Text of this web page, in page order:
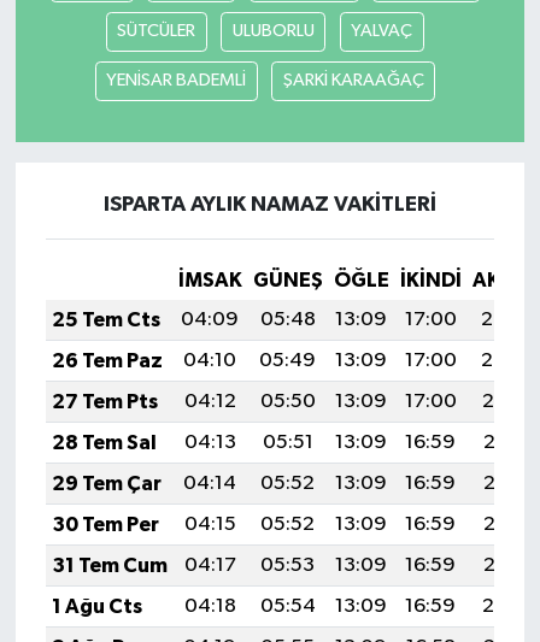
SÜTCÜLER ULUBORLU YALVAÇ
YENİSAR BADEMLİ ŞARKİ KARAAĞAÇ
ISPARTA AYLIK NAMAZ VAKITLERI
İMSAK GÜNEŞ ÖĞLE İKINDI
25 Tem Cts
04:09 05:48 13:09 17:00
20:20
26 Tem Paz
04:10 05:49 13:09 17:00
20:20
27 Tem Pts
04:12 05:50 13:09 17:00
20:19
28 Tem Sal
04:13 05:51 13:09 16:59
20:18
29 Tem Çar
04:14 05:52 13:09 16:59
20:17
30 Tem Per
04:15 05:52 13:09 16:59
20:16
31 Tem Cum
04:17 05:53 13:09 16:59
20:15
1 Ağu Cts
04:18 05:54 13:09 16:59
20:14